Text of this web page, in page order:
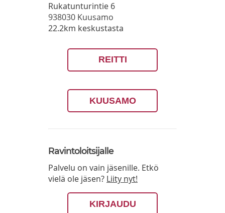
Rukatunturintie 6
938030 Kuusamo
22.2km keskustasta
REITTI
KUUSAMO
Ravintoloitsijalle
Palvelu on vain jäsenille. Etkö
vielä ole jäsen? Liity nyt!
KIRJAUDU